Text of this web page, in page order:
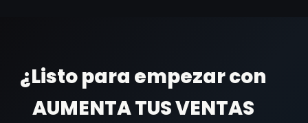
¿Listo para empezar con
AUMENTA TUS VENTAS